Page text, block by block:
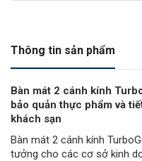
Thông tin sản phẩm
Bàn mát 2 cánh kính
bảo quản thực phẩm và
khách sạn
Bàn mát 2 cánh kính
tưởng cho các cơ sở kinh